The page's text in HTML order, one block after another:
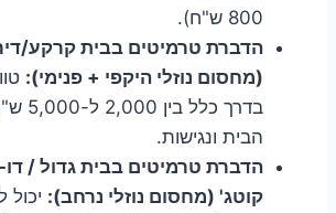
800 ש"ח).
הדברת טרמיטים בבית קרקע/
(מחסום נוזלי היקפי + פנימי):
בדרך
הבית ונגישות.
הדברת טרמיטים בבית גדול /
קוטג' (מחסום נוזלי נרחב):